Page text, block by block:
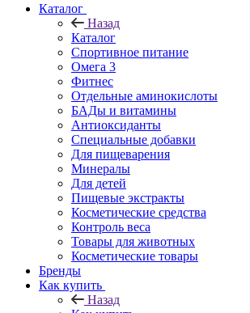
Каталог
Назад
Каталог
Спортивное питание
Омега 3
Фитнес
Отдельные аминокислоты
БАДы и витамины
Антиоксиданты
Специальные добавки
Для пищеварения
Минералы
Для детей
Пищевые экстракты
Косметические средства
Контроль веса
Товары для животных
Косметические товары
Бренды
Как купить
Назад